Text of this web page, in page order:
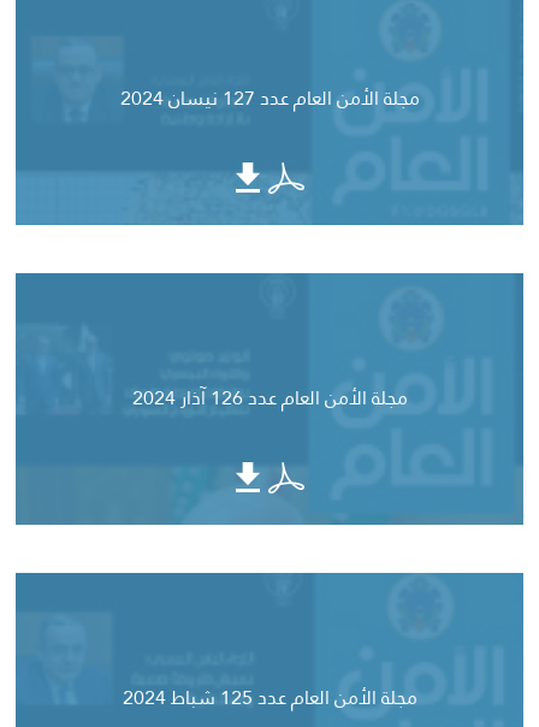
مجلة الأمن العام عدد 127 نيسان 2024
مجلة الأمن العام عدد 126 آذار 2024
مجلة الأمن العام عدد 125 شباط 2024